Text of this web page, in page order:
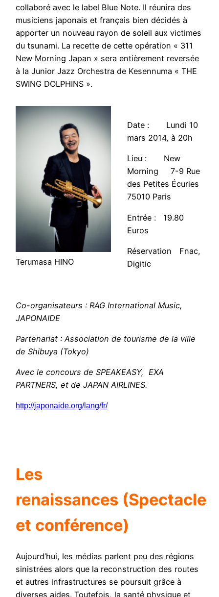
collaboré avec le label Blue Note. Il réunira des
musiciens japonais et français bien décidés à
apporter un nouveau rayon de soleil aux victimes
du tsunami. La recette de cette opération « 311
New Morning Japan » sera entièrement reversée
à la Junior Jazz Orchestra de Kesennuma « THE
SWING DOLPHINS ».
Terumasa HINO
Date : Lundi 10
mars 2014, à 20h
Lieu : New
Morning 7-9 Rue
des Petites Écuries
75010 Paris
Entrée : 19.80
Euros
Réservation Fnac,
Digitic
Co-organisateurs : RAG International Music,
JAPONAIDE
Partenariat : Association de tourisme de la ville
de Shibuya (Tokyo)
Avec le concours de SPEAKEASY, EXA
PARTNERS, et de JAPAN AIRLINES.
http://japonaide.org/lang/fr/
Les
renaissances (Spectacle
et conférence)
Aujourd’hui, les médias parlent peu des régions
sinistrées alors que la reconstruction des routes
et autres infrastructures se poursuit grâce à
diverses aides. Toutefois, la santé physique et